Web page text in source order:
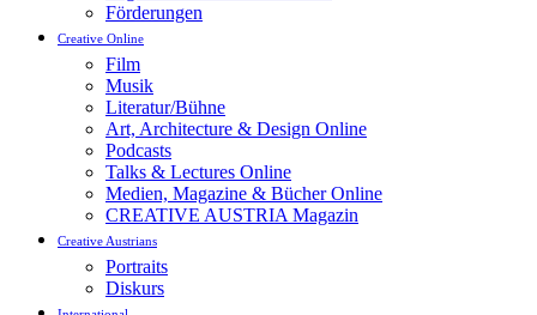
Förderungen
Creative Online
Film
Musik
Literatur/Bühne
Art, Architecture & Design Online
Podcasts
Talks & Lectures Online
Medien, Magazine & Bücher Online
CREATIVE AUSTRIA Magazin
Creative Austrians
Portraits
Diskurs